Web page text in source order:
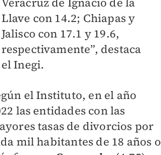
Llave con 14.2; Chiapas y
Jalisco con 17.1 y 19.6,
respectivamente”, destaca
el Inegi.
el Instituto, en el año
las entidades con las
tasas de divorcios por
mil habitantes de 18 años o